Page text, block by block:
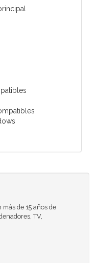
de 15 años de
TV,